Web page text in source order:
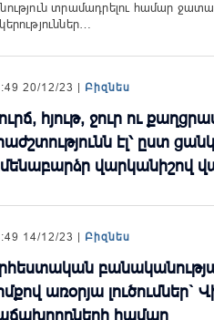
տրամադրելու համար
20/12/23 | Բիզնես
հյութ, ջուր ու
էլ՝ ըստ
վարկանիշով
14/12/23 | Բիզնես
առօրյա լուծումներ`
համար